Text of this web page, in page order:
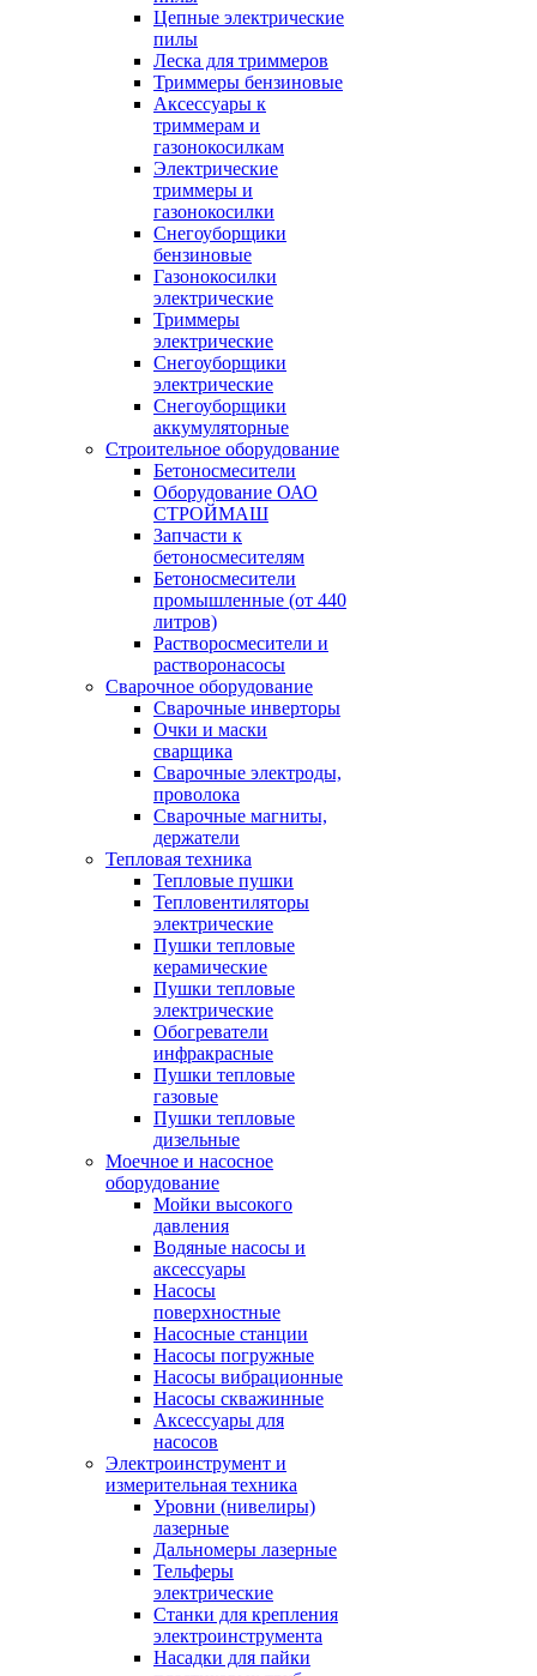
Цепные электрические
пилы
Леска для триммеров
Триммеры бензиновые
Аксессуары к
триммерам и
газонокосилкам
Электрические
триммеры и
газонокосилки
Снегоуборщики
бензиновые
Газонокосилки
электрические
Триммеры
электрические
Снегоуборщики
электрические
Снегоуборщики
аккумуляторные
Строительное оборудование
Бетоносмесители
Оборудование ОАО
СТРОЙМАШ
Запчасти к
бетоносмесителям
Бетоносмесители
промышленные (от 440
литров)
Растворосмесители и
растворонасосы
Сварочное оборудование
Сварочные инверторы
Очки и маски
сварщика
Сварочные электроды,
проволока
Сварочные магниты,
держатели
Тепловая техника
Тепловые пушки
Тепловентиляторы
электрические
Пушки тепловые
керамические
Пушки тепловые
электрические
Обогреватели
инфракрасные
Пушки тепловые
газовые
Пушки тепловые
дизельные
Моечное и насосное
оборудование
Мойки высокого
давления
Водяные насосы и
аксессуары
Насосы
поверхностные
Насосные станции
Насосы погружные
Насосы вибрационные
Насосы скважинные
Аксессуары для
насосов
Электроинструмент и
измерительная техника
Уровни (нивелиры)
лазерные
Дальномеры лазерные
Тельферы
электрические
Станки для крепления
электроинструмента
Насадки для пайки